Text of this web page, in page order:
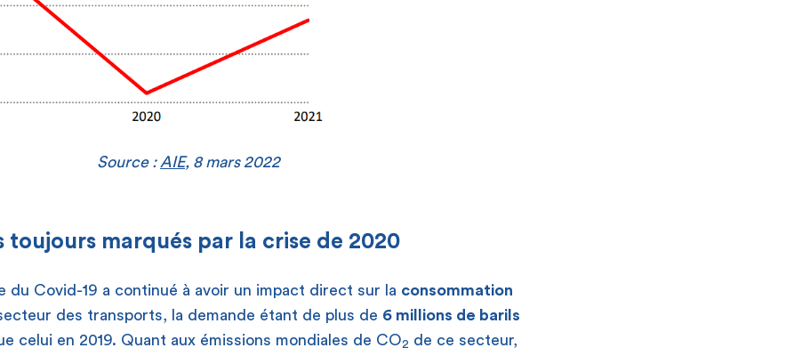
Source : AIE, 8 mars 2022
toujours marqués par la crise de 2020
du Covid-19 a continué à avoir un impact direct sur la consommation
des transports, la demande étant de plus de 6 millions de barils
celui en 2019. Quant aux émissions mondiales de CO2 de ce secteur,